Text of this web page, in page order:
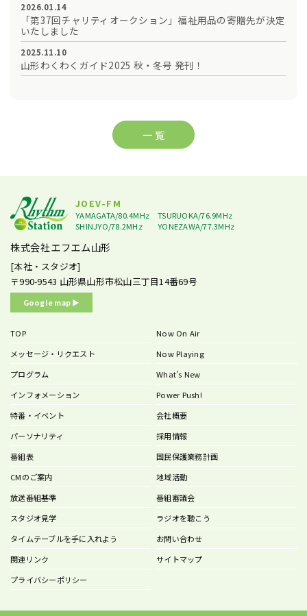
2026.01.14
「第37回チャリティオークション」福祉用品の寄贈先が決定
いたしました
2025.11.10
山形わくわくガイド2025 秋・冬号 発刊！
一 覧
JOEV-FM
YAMAGATA/80.4MHz
TSURUOKA/76.9MHz
SHINJYO/78.2MHz
YONEZAWA/77.3MHz
株式会社エフエム山形
[本社・スタジオ]
〒990-9543 山形県山形市松山三丁目14番69号
Google map ▶︎
TOP
メッセージ・リクエスト
プログラム
インフォメーション
特番・イベント
パーソナリティ
番組表
CMのご案内
Now On Air
Now Playing
What’s New
Power Push!
会社概要
採用情報
国民保護業務計画
地域活動
放送番組基準
番組審議会
スタジオ見学
ラジオを聴こう
タイムテーブルを手に入れよう
お問い合わせ
関連リンク
サイトマップ
プライバシーポリシー